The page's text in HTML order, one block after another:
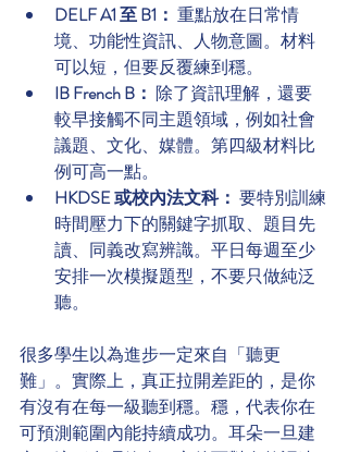
DELF A1 至 B1： 重點放在日常情
境、功能性資訊、人物意圖。材料
可以短，但要反覆練到穩。
IB French B： 除了資訊理解，還要
較早接觸不同主題領域，例如社會
議題、文化、媒體。第四級材料比
例可高一點。
HKDSE 或校內法文科： 要特別訓練
時間壓力下的關鍵字抓取、題目先
讀、同義改寫辨識。平日每週至少
安排一次模擬題型，不要只做純泛
聽。
很多學生以為進步一定來自「聽更
難」。實際上，真正拉開差距的，是你
有沒有在每一級聽到穩。穩，代表你在
可預測範圍內能持續成功。耳朵一旦建